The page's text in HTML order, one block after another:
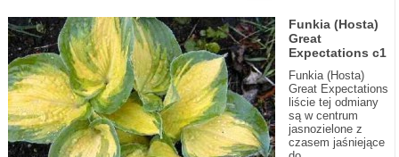
Funkia (Hosta)
Great
Expectations c1
Funkia (Hosta)
Great Expectations
liście tej odmiany
są w centrum
jasnozielone z
czasem jaśniejące